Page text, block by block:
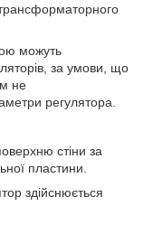
можуть
за умови, що
не
регулятора.
стіни за
пластини.
здійснюється